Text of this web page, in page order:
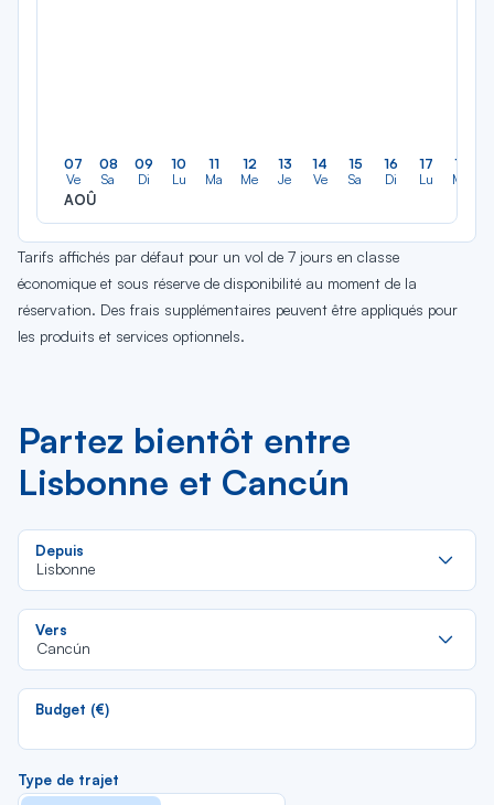
07
Ve
AOÛ
08
Sa
09
Di
10
Lu
11
Ma
12
Me
13
Je
14
Ve
15
Sa
16
Di
17
Lu
18
Ma
Tarifs affichés par défaut pour un vol de 7 jours en classe
économique et sous réserve de disponibilité au moment de la
réservation. Des frais supplémentaires peuvent être appliqués pour
les produits et services optionnels.
Partez bientôt entre
Lisbonne et Cancún
Depuis
Lisbonne
Vers
Cancún
Budget (€)
Type de trajet